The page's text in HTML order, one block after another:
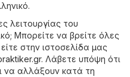
λειτουργίας του
Μπορείτε να βρείτε όλες
στην ιστοσελίδα μας
. Λάβετε υπόψη ότι
να αλλάξουν κατά τη